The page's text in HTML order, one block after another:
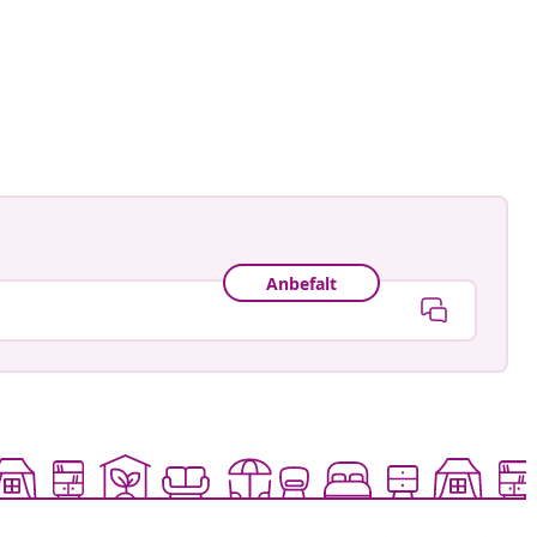
Anbefalt